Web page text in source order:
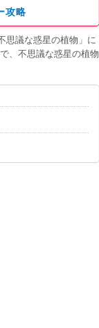
攻略
思議な惑星の植物」に
、不思議な惑星の植物